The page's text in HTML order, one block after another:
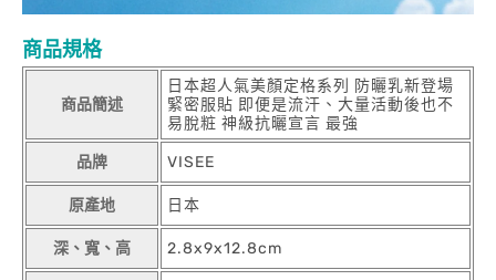
商品規格
商品簡述
日本超人氣美顏定格系列 防曬乳新登場
緊密服貼 即便是流汗、大量活動後也不
易脫粧 神級抗曬宣言 最強
品牌 VISEE
原產地 日本
深、寬、高 2.8x9x12.8cm